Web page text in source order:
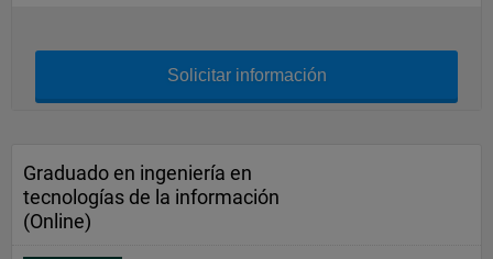
Solicitar información
Graduado en ingeniería en
tecnologías de la información
(Online)